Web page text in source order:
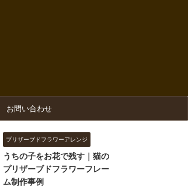
お問い合わせ
プリザーブドフラワーアレンジ
うちの子をお花で残す｜猫の
プリザーブドフラワーフレー
ム制作事例